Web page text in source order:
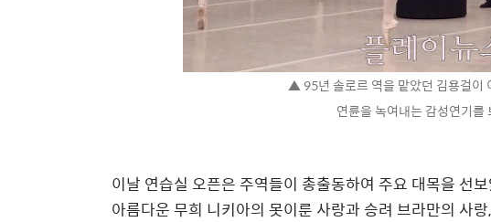
▲ 95년 솔로르 역을 맡았던 김용걸이
연륜을 녹여내는 감성연기를
이날 연습실 오픈은 주역들이 총출동하여 주요 대목을 선
아름다운 무희 니키아의 못이룬 사랑과 승려 브라만의 사